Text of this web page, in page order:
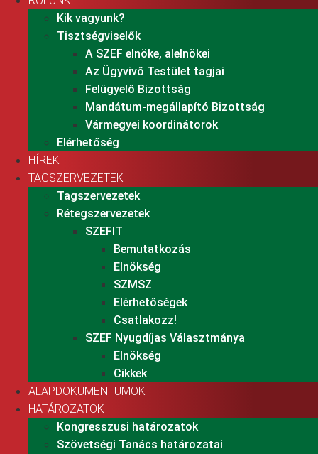
Kik vagyunk?
Tisztségviselők
A SZEF elnöke, alelnökei
Az Ügyvivő Testület tagjai
Felügyelő Bizottság
Mandátum-megállapító Bizottság
Vármegyei koordinátorok
Elérhetőség
HÍREK
TAGSZERVEZETEK
Tagszervezetek
Rétegszervezetek
SZEFIT
Bemutatkozás
Elnökség
SZMSZ
Elérhetőségek
Csatlakozz!
SZEF Nyugdíjas Választmánya
Elnökség
Cikkek
ALAPDOKUMENTUMOK
HATÁROZATOK
Kongresszusi határozatok
Szövetségi Tanács határozatai